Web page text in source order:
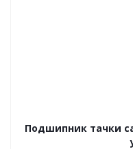
Подшипник тачки